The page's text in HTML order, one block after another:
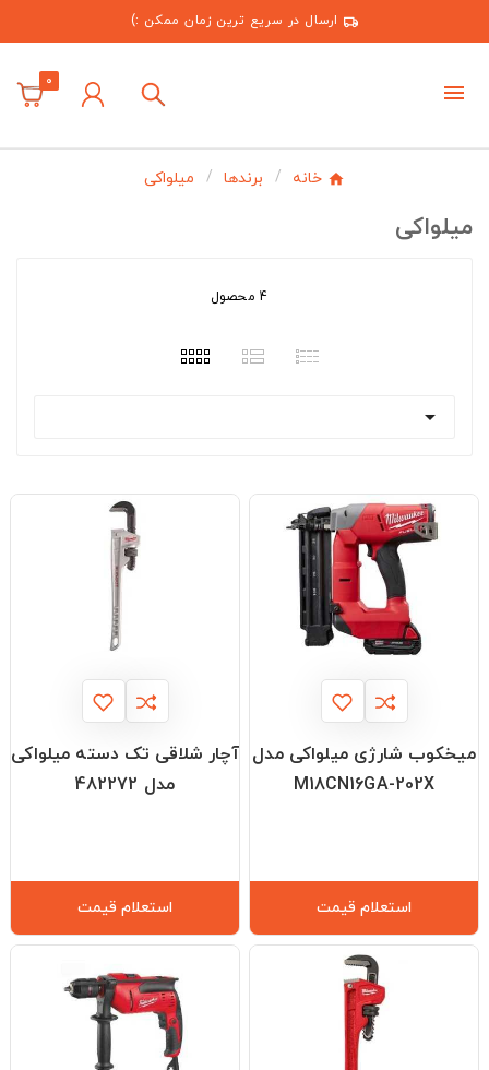
ارسال در سریع ترین زمان ممکن :)
0
خانه برندها میلواکی
میلواکی
4 محصول

میخکوب شارژی میلواکی مدل
M18CN16GA-202X
استعلام قیمت
آچار شلاقی تک دسته میلواکی
مدل 482272
استعلام قیمت